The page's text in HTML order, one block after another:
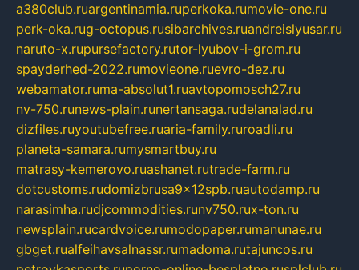
a380club.ruargentinamia.ruperkoka.rumovie-one.ru
perk-oka.rug-octopus.rusibarchives.ruandreislyusar.ru
naruto-x.rupursefactory.rutor-lyubov-i-grom.ru
spayderhed-2022.rumovieone.ruevro-dez.ru
webamator.ruma-absolut1.ruavtopomosch27.ru
nv-750.runews-plain.runertansaga.rudelanalad.ru
dizfiles.ruyoutubefree.ruaria-family.ruroadli.ru
planeta-samara.rumysmartbuy.ru
matrasy-kemerovo.ruashanet.rutrade-farm.ru
dotcustoms.rudomizbrusa9x12spb.ruautodamp.ru
narasimha.rudjcommodities.runv750.rux-ton.ru
newsplain.rucardvoice.rumodopaper.rumanunae.ru
gbget.rualfeihavsalnassr.rumadoma.rutajuncos.ru